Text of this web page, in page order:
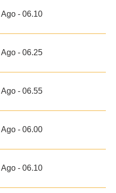
- 06.10
- 06.25
- 06.55
Ago - 06.00
Ago - 06.10